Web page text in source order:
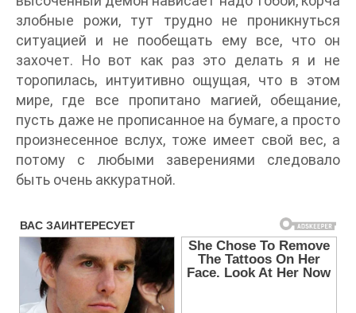
злобные рожи, тут трудно не проникнуться
ситуацией и не пообещать ему все, что он
захочет. Но вот как раз это делать я и не
торопилась, интуитивно ощущая, что в этом
мире, где все пропитано магией, обещание,
пусть даже не прописанное на бумаге, а просто
произнесенное вслух, тоже имеет свой вес, а
потому с любыми заверениями следовало
быть очень аккуратной.